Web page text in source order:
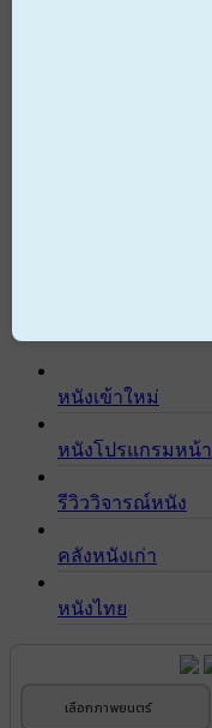
หนังเข้าใหม่
หนังโปรแกรมหน้า
รีวิววิจารณ์หนัง
คลังหนังเก่า
หนังไทย
เลือกภาพยนตร์